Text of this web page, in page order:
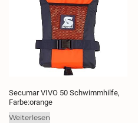
Secumar VIVO 50 Schwimmhilfe,
Farbe:orange
Weiterlesen